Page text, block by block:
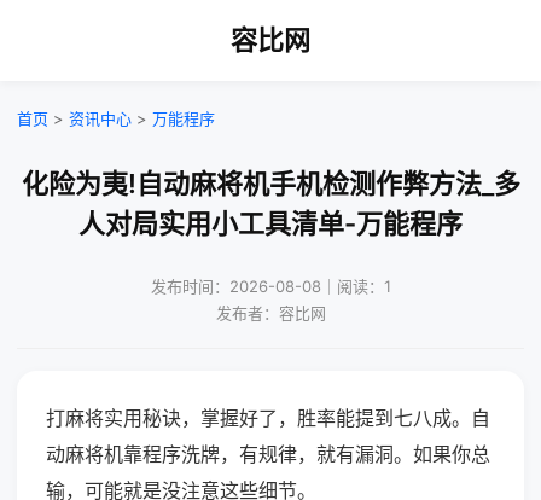
容比网
首页 > 资讯中心 > 万能程序
化险为夷!自动麻将机手机检测作弊方法_多
人对局实用小工具清单-万能程序
发布时间：2026-08-08｜阅读：1
发布者：容比网
打麻将实用秘诀，掌握好了，胜率能提到七八成。自
动麻将机靠程序洗牌，有规律，就有漏洞。如果你总
输，可能就是没注意这些细节。